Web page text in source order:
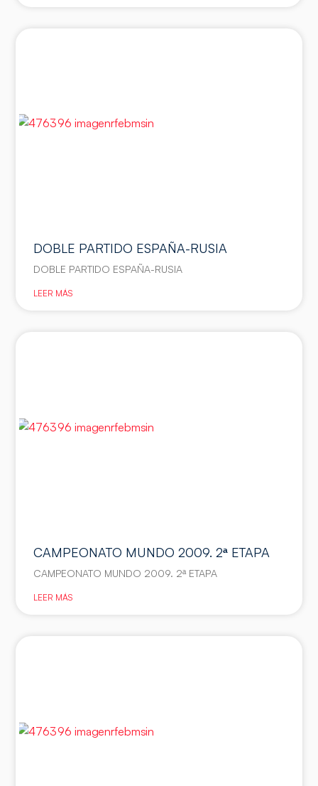
DOBLE PARTIDO ESPAÑA-RUSIA
DOBLE PARTIDO ESPAÑA-RUSIA
LEER MÁS
CAMPEONATO MUNDO 2009. 2ª ETAPA
CAMPEONATO MUNDO 2009. 2ª ETAPA
LEER MÁS